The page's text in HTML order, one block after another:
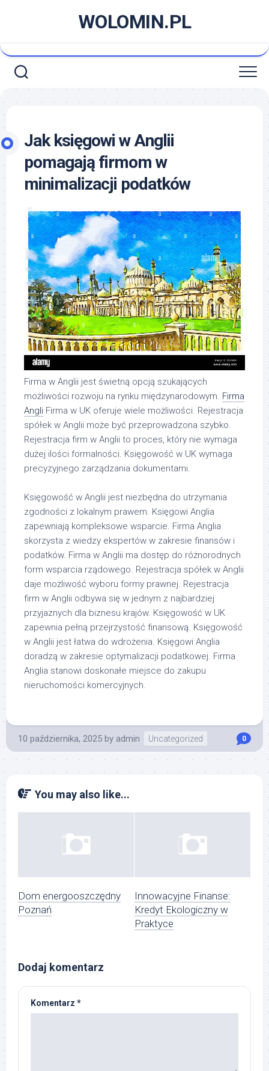
WOLOMIN.PL
Jak księgowi w Anglii
pomagają firmom w
minimalizacji podatków
Firma w Anglii jest świetną opcją szukających
możliwości rozwoju na rynku międzynarodowym. Firma
Angli Firma w UK oferuje wiele możliwości. Rejestracja
spółek w Anglii może być przeprowadzona szybko.
Rejestracja firm w Anglii to proces, który nie wymaga
dużej ilości formalności. Księgowość w UK wymaga
precyzyjnego zarządzania dokumentami.
Księgowość w Anglii jest niezbędna do utrzymania
zgodności z lokalnym prawem. Księgowi Anglia
zapewniają kompleksowe wsparcie. Firma Anglia
skorzysta z wiedzy ekspertów w zakresie finansów i
podatków. Firma w Anglii ma dostęp do różnorodnych
form wsparcia rządowego. Rejestracja spółek w Anglii
daje możliwość wyboru formy prawnej. Rejestracja
firm w Anglii odbywa się w jednym z najbardziej
przyjaznych dla biznesu krajów. Księgowość w UK
zapewnia pełną przejrzystość finansową. Księgowość
w Anglii jest łatwa do wdrożenia. Księgowi Anglia
doradzą w zakresie optymalizacji podatkowej. Firma
Anglia stanowi doskonałe miejsce do zakupu
nieruchomości komercyjnych.
10 października, 2025 by admin Uncategorized 0
You may also like...
Dom energooszczędny
Poznań
Innowacyjne Finanse:
Kredyt Ekologiczny w
Praktyce
Dodaj komentarz
Komentarz *